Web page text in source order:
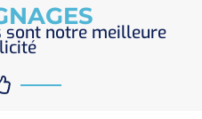
sont notre meilleure